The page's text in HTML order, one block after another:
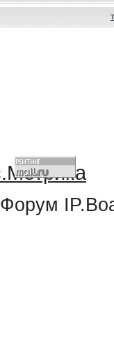
Форум